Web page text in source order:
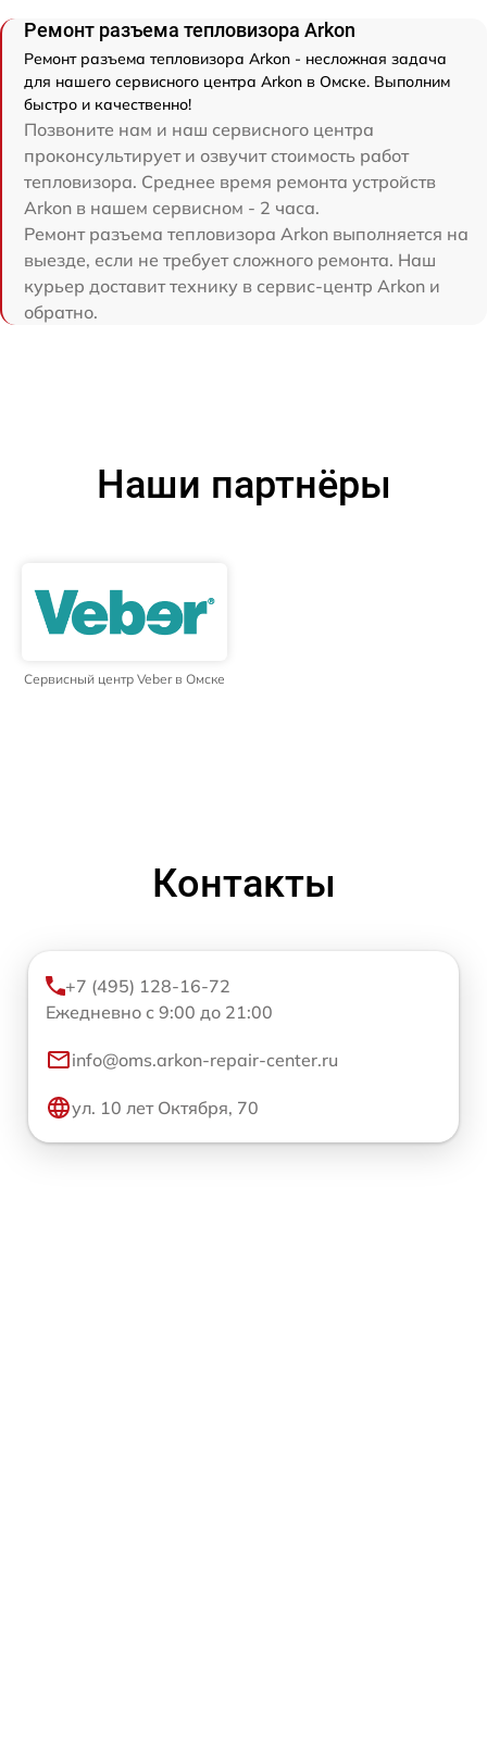
Ремонт разъема тепловизора Arkon
Ремонт разъема тепловизора Arkon - несложная задача
для нашего сервисного центра Arkon в Омске. Выполним
быстро и качественно!
Позвоните нам и наш сервисного центра
проконсультирует и озвучит стоимость работ
тепловизора. Среднее время ремонта устройств
Arkon в нашем сервисном - 2 часа.
Ремонт разъема тепловизора Arkon выполняется на
выезде, если не требует сложного ремонта. Наш
курьер доставит технику в сервис-центр Arkon и
обратно.
Наши партнёры
Сервисный центр Veber в Омске
Контакты
+7 (495) 128-16-72
Ежедневно с 9:00 до 21:00
info@oms.arkon-repair-center.ru
ул. 10 лет Октября, 70